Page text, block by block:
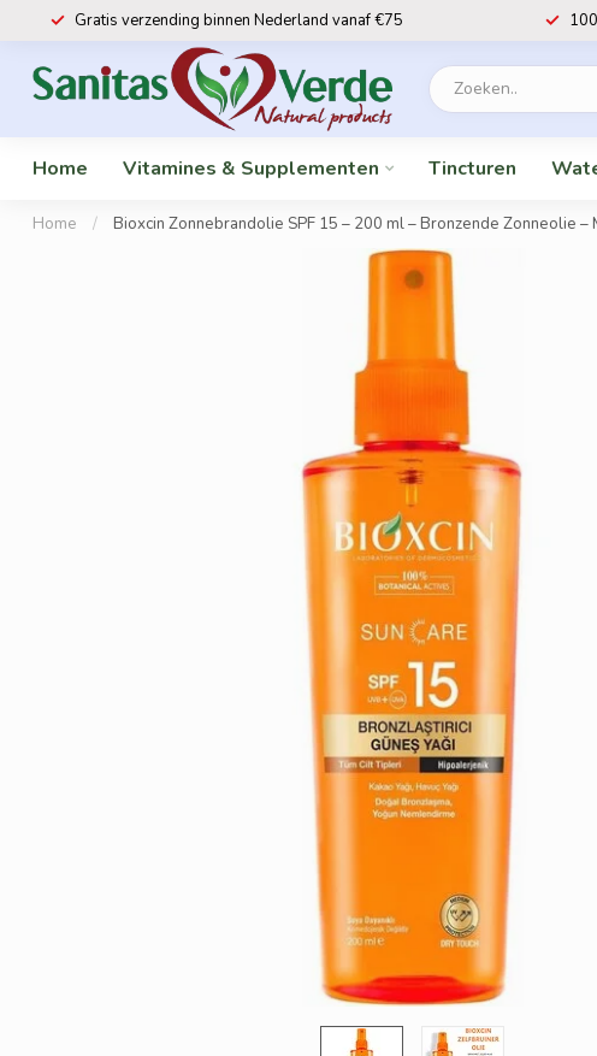
Gratis verzending binnen Nederland vanaf €75
Home Vitamines & Supplementen Tincturen
Home / Bioxcin Zonnebrandolie SPF 15 – 200 ml – Bronzende Zonneolie